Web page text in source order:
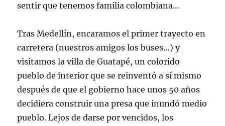
sentir que tenemos familia colombiana…
Tras Medellín, encaramos el primer trayecto en
carretera (nuestros amigos los buses…) y
visitamos la villa de Guatapé, un colorido
pueblo de interior que se reinventó a sí mismo
después de que el gobierno hace unos 50 años
decidiera construir una presa que inundó medio
pueblo. Lejos de darse por vencidos, los